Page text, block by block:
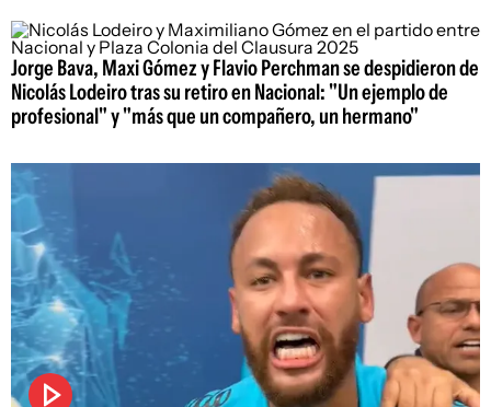
Jorge Bava, Maxi Gómez y Flavio Perchman se despidieron de
Nicolás Lodeiro tras su retiro en Nacional: "Un ejemplo de
profesional" y "más que un compañero, un hermano"